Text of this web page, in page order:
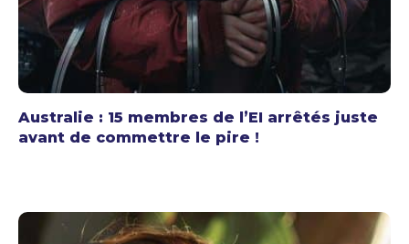
Australie : 15 membres de l’EI arrêtés juste
avant de commettre le pire !